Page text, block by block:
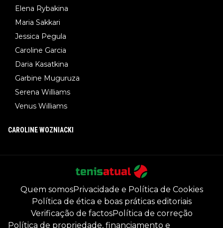
Elena Rybakina
Maria Sakkari
Jessica Pegula
Caroline Garcia
Daria Kasatkina
Garbine Muguruza
Serena Williams
Venus Williams
CAROLINE WOZNIACKI
Quem somosPrivacidade e Política de Cookies
Política de ética e boas práticas editoriais
Verificação de factosPolítica de correção
Política de propriedade, financiamento e